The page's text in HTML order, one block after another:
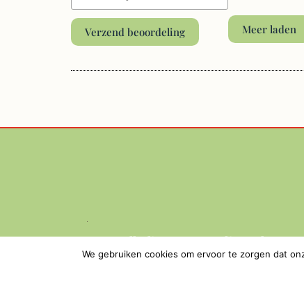
Verzend beoordeling Meer laden
“Een volledig gepersonaliseerd
boeken abonnement.”
We gebruiken cookies om ervoor te zorgen dat